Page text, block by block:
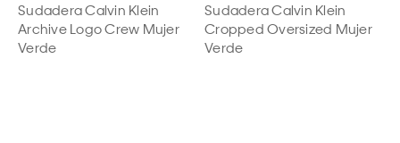
Sudadera Calvin Klein
Archive Logo Crew Mujer
Verde
Sudadera Calvin Klein
Cropped Oversized Mujer
Verde